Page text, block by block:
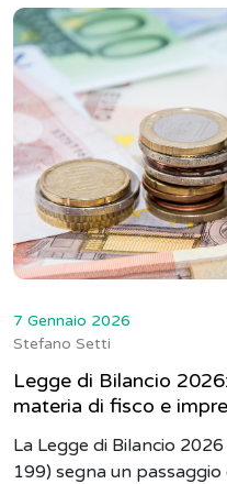
7 Gennaio 2026
Stefano Setti
Legge di Bilancio
materia di fisco e
La Legge di Bilancio
199) segna un